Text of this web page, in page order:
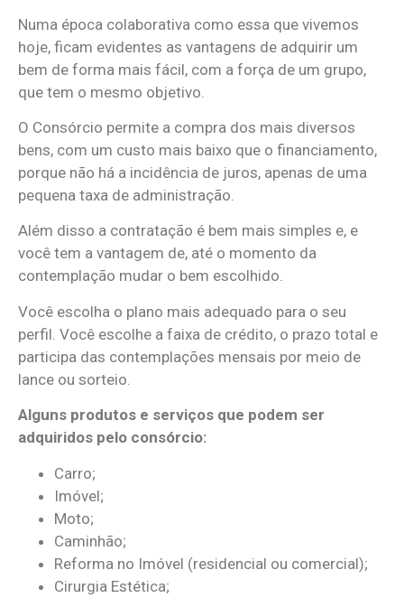
Numa época colaborativa como essa que vivemos
hoje, ficam evidentes as vantagens de adquirir um
bem de forma mais fácil, com a força de um grupo,
que tem o mesmo objetivo.
O Consórcio permite a compra dos mais diversos
bens, com um custo mais baixo que o financiamento,
porque não há a incidência de juros, apenas de uma
pequena taxa de administração.
Além disso a contratação é bem mais simples e, e
você tem a vantagem de, até o momento da
contemplação mudar o bem escolhido.
Você escolha o plano mais adequado para o seu
perfil. Você escolhe a faixa de crédito, o prazo total e
participa das contemplações mensais por meio de
lance ou sorteio.⠀
Alguns produtos e serviços que podem ser
adquiridos pelo consórcio:
Carro;
Imóvel;
Moto;
Caminhão;
Reforma no Imóvel (residencial ou comercial);
Cirurgia Estética;